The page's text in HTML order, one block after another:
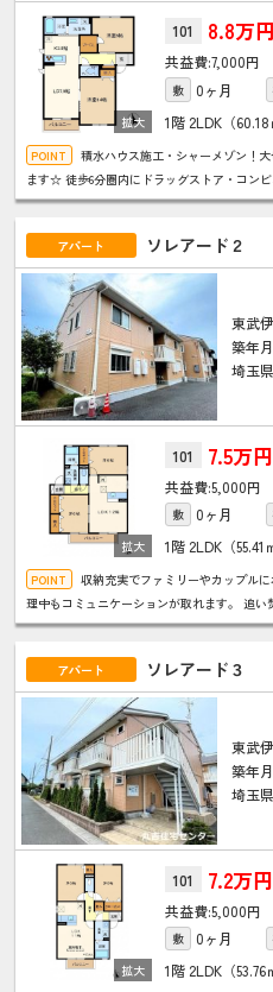
101 8.8万円
7,000円
敷 0ヶ月
1階 2LDK（60.18
積水ハウス施工・シャーメゾン！
ます☆ 徒歩6分圏内にドラッグストア・コンビ
ャイド55】搭載♪
アパート ソレアード２
東武
築年
埼玉
101 7.5万円
5,000円
敷 0ヶ月
1階 2LDK（55.41
収納充実でファミリーやカップル
理中もコミュニケーションが取れます。 追い
に入れます。 インターネットが無料で使え
アパート ソレアード３
東武
築年
埼玉
101 7.2万円
5,000円
敷 0ヶ月
1階 2LDK（53.76